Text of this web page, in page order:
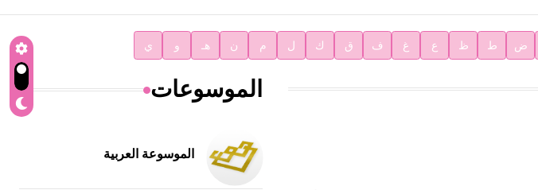
ض ط ظ ع غ ف ق ك ل م ن هـ و ي
الموسوعات
الموسوعة العربية